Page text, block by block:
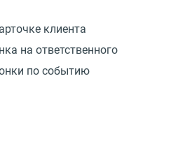
клиента
на ответственного
по событию